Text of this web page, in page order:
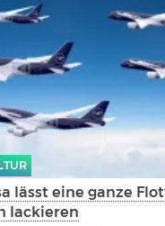
lässt eine ganze
lackieren